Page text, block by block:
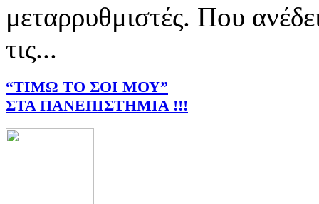
μεταρρυθμιστές. Που
τις...
“ΤΙΜΩ ΤΟ ΣΟΙ ΜΟΥ”
ΣΤΑ ΠΑΝΕΠΙΣΤΗΜΙΑ !!!